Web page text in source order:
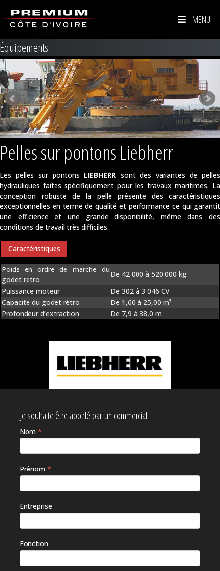
MENU
Équipements
Pelles sur pontons Liebherr
Les pelles sur pontons LIEBHERR sont des variantes de pelles
hydrauliques faites spécifiquement pour les travaux maritimes. La
conception robuste de la pelle présente des caractéristiques
exceptionnelles en terme de qualité et performance ce qui garantit
une efficience et une grande disponibilité, même dans des
conditions de travail très difficiles.
Caractéristiques
Poids en ordre de marche du
godet rétro
De 42 000 à 520 000 kg
Puissance moteur
De 302 à 3 046 CV
Capacité du godet rétro
De 1,60 à 25,00 m³
Profondeur d’extraction
De 7,9 à 38,0 m
Je souhaite être appelé par un commercial
Nom *
Prénom *
Entreprise
Fonction
Si vous
êtes un
humain,
remplissez
champ.